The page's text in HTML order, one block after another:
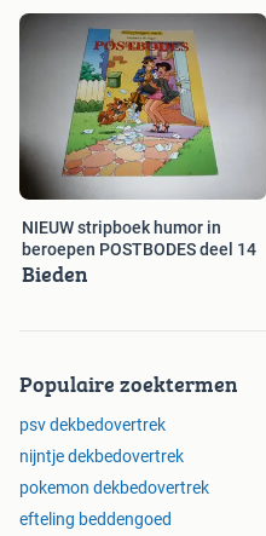
NIEUW stripboek humor in
beroepen POSTBODES deel 14
Bieden
Populaire zoektermen
psv dekbedovertrek
nijntje dekbedovertrek
pokemon dekbedovertrek
efteling beddengoed